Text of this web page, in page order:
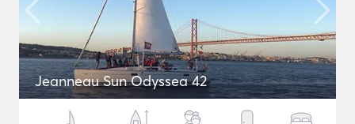
Jeanneau Sun Odyssea 42